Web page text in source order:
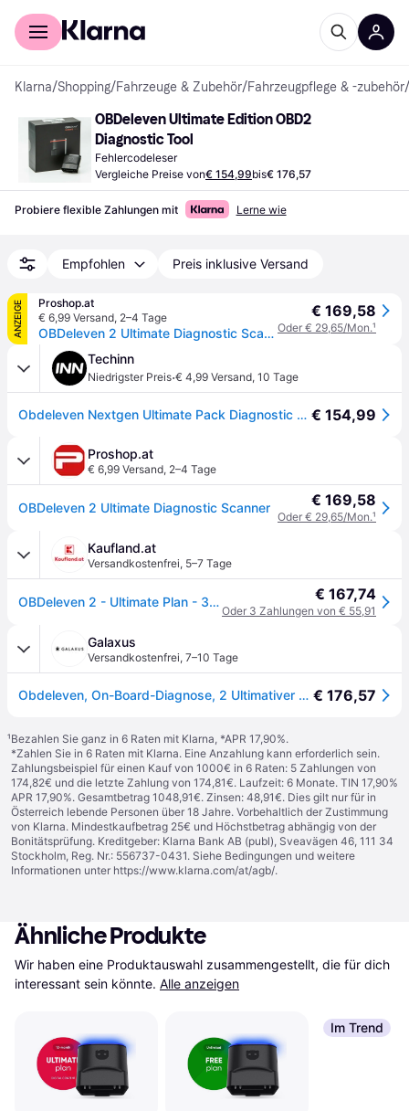
Für Shopper
Klarna/Shopping/Fahrzeuge & Zubehör/Fahrzeugpflege & -zubehör/
OBDeleven Ultimate Edition OBD2
Diagnostic Tool
Fehlercodeleser
Vergleiche Preise von€ 154,99bis€ 176,57
Probiere flexible Zahlungen mit Lerne wie
Empfohlen Preis inklusive Versand
ANZEIGE
Proshop.at
€ 6,99 Versand, 2–4 Tage
OBDeleven 2 Ultimate Diagnostic Scanner
€ 169,58
Oder € 29,65/Mon.¹
Techinn
Niedrigster Preis·€ 4,99 Versand, 10 Tage
Obdeleven Nextgen Ultimate Pack Diagnostic Code Reader Car Scanner Silber € 154,99
Proshop.at
€ 6,99 Versand, 2–4 Tage
OBDeleven 2 Ultimate Diagnostic Scanner € 169,58
Oder € 29,65/Mon.¹
Kaufland.at
Versandkostenfrei, 5–7 Tage
OBDeleven 2 - Ultimate Plan - 36 Monate € 167,74
Oder 3 Zahlungen von € 55,91
Galaxus
Versandkostenfrei, 7–10 Tage
Obdeleven, On-Board-Diagnose, 2 Ultimativer Diagnosescanner € 176,57
¹Bezahlen Sie ganz in 6 Raten mit Klarna, *APR 17,90%.
*Zahlen Sie in 6 Raten mit Klarna. Eine Anzahlung kann erforderlich sein.
Zahlungsbeispiel für einen Kauf von 1000€ in 6 Raten: 5 Zahlungen von
174,82€ und die letzte Zahlung von 174,81€. Laufzeit: 6 Monate. TIN 17,90%
APR 17,90%. Gesamtbetrag 1048,91€. Zinsen: 48,91€. Dies gilt nur für in
Österreich lebende Personen über 18 Jahre. Vorbehaltlich der Zustimmung
von Klarna. Mindestkaufbetrag 25€ und Höchstbetrag abhängig von der
Bonitätsprüfung. Kreditgeber: Klarna Bank AB (publ), Sveavägen 46, 111 34
Stockholm, Reg. Nr.: 556737-0431. Siehe Bedingungen und weitere
Informationen unter https://www.klarna.com/at/agb/.
Ähnliche Produkte
Wir haben eine Produktauswahl zusammengestellt, die für dich
interessant sein könnte. Alle anzeigen
Im Trend